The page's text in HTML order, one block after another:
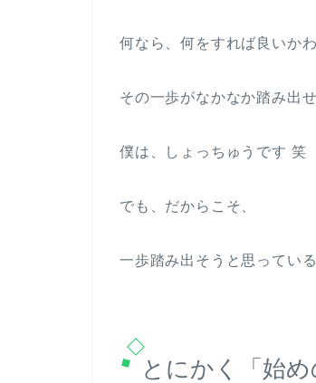
何なら、何をすれば良いか
その一歩がなかなか踏み出
僕は、しょっちゅうです 笑
でも、だからこそ、
一歩踏み出そうと思ってい
とにかく「始